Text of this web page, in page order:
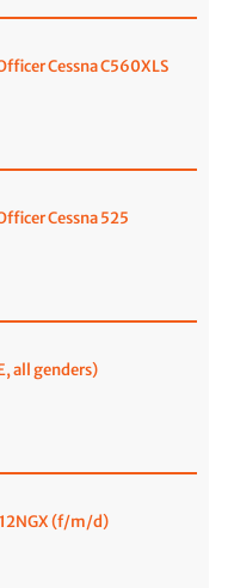
Cessna C560XLS
Cessna 525
all genders)
(f/m/d)